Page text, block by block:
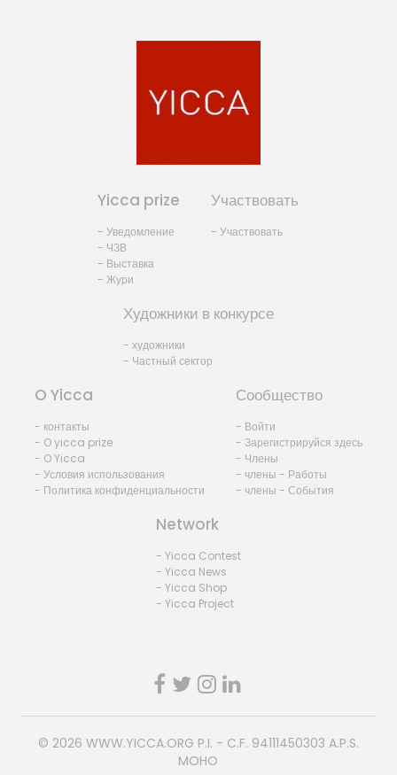
Yicca prize
- Уведомление
- ЧЗВ
- Выставка
- Жури
Участвовать
- Участвовать
Художники в конкурсе
- художники
- Частный сектор
O Yicca
- контакты
- O yicca prize
- O Yicca
- Условия использования
- Политика конфиденциальности
Сообщество
- Войти
- Зарегистрируйся здесь
- Члены
- члены - Работы
- члены - События
Network
- Yicca Contest
- Yicca News
- Yicca Shop
- Yicca Project
© 2026 WWW.YICCA.ORG P.I. - C.F. 94111450303 A.P.S.
MOHO